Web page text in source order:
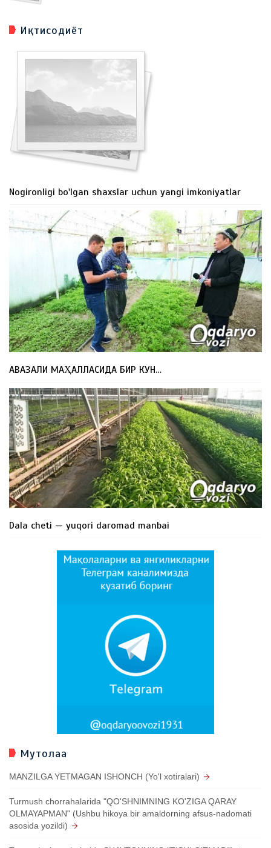
Иқтисодиёт
Nogironligi bo'lgan shaxslar uchun yangi imkoniyatlar
АВАЗАЛИ МАҲАЛЛАСИДА БИР КУН…
Dala cheti — yuqori daromad manbai
Мутолаа
MANZILGA YETMAGAN ISHONCH (Yo'l xotiralari)
Turmush chorrahalarida "QO'SHNIMNING KO'ZIGA QARAY
OLMAYAPMAN" (Ushbu hikoya bir amaldorning afsus-nadomati
asosida yozildi)